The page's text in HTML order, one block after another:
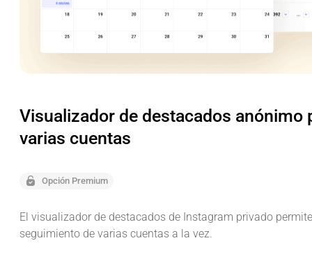
Visualizador de destacados anónimo
varias cuentas
Opción Premium
El visualizador de destacados de Instagram privado
seguimiento de varias cuentas a la vez.